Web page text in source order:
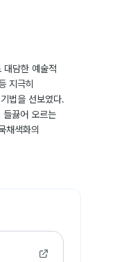
대담한 예술적
지극히
법을 선보였다.
들끓어 오르는
채색화의